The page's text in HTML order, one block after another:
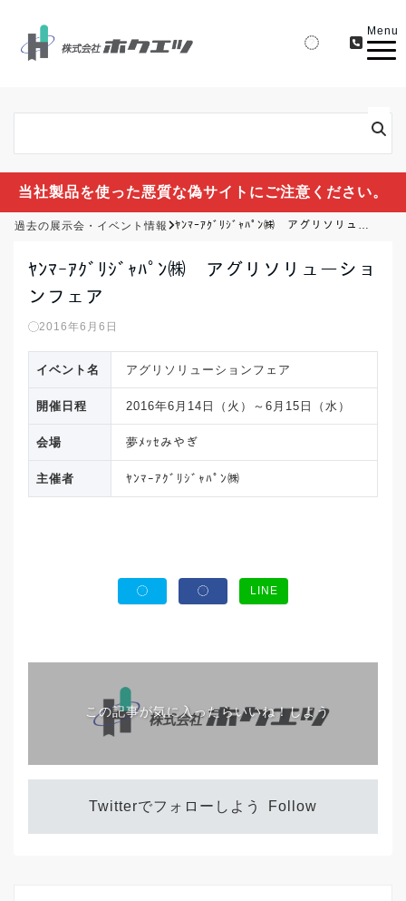
Menu
当社製品を使った悪質な偽サイトにご注意ください。
過去の展示会・イベント情報 ﾔﾝﾏｰｱｸﾞﾘｼﾞｬﾊﾟﾝ㈱ アグリソリューションフェア
ﾔﾝﾏｰｱｸﾞﾘｼﾞｬﾊﾟﾝ㈱ アグリソリューショ
ンフェア
2016年6月6日
イベント名 アグリソリューションフェア
開催日程 2016年6月14日（火）～6月15日（水）
会場 夢ﾒｯｾみやぎ
主催者 ﾔﾝﾏｰｱｸﾞﾘｼﾞｬﾊﾟﾝ㈱
LINE
この記事が気に入ったらいいね！しよう
Twitterでフォローしよう Follow